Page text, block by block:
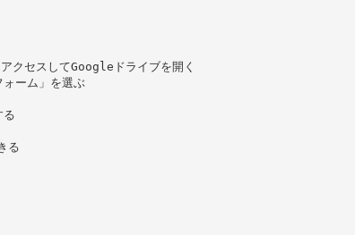
スしてGoogleドライブを開く
ーム」を選ぶ
る
る